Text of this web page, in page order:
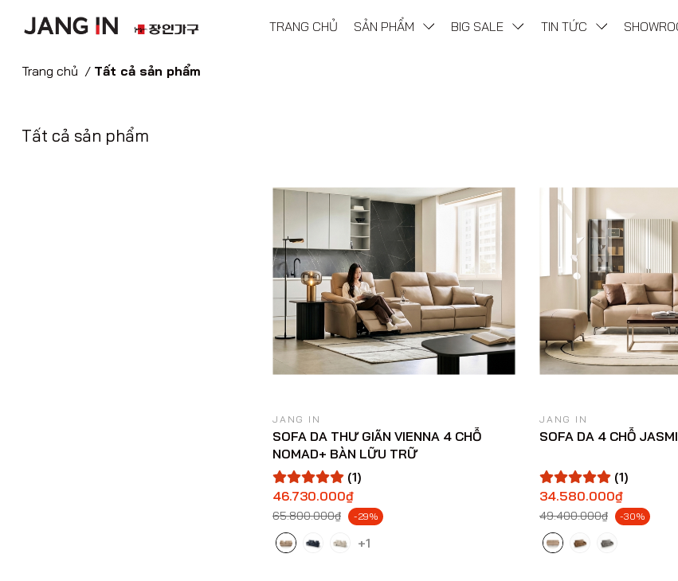
TRANG CHỦ SẢN PHẨM BIG SALE TIN TỨC
Trang chủ / Tất cả sản phẩm
Tất cả sản phẩm
JANG IN
SOFA DA THƯ GIÃN VIENNA 4 CHỖ
NOMAD+ BÀN LỮU TRỮ
(1)
46.730.000₫
65.800.000₫ -29%
+1
JANG IN
SOFA DA 4 CHỖ
(1)
34.580.000₫
49.400.000₫ -30%